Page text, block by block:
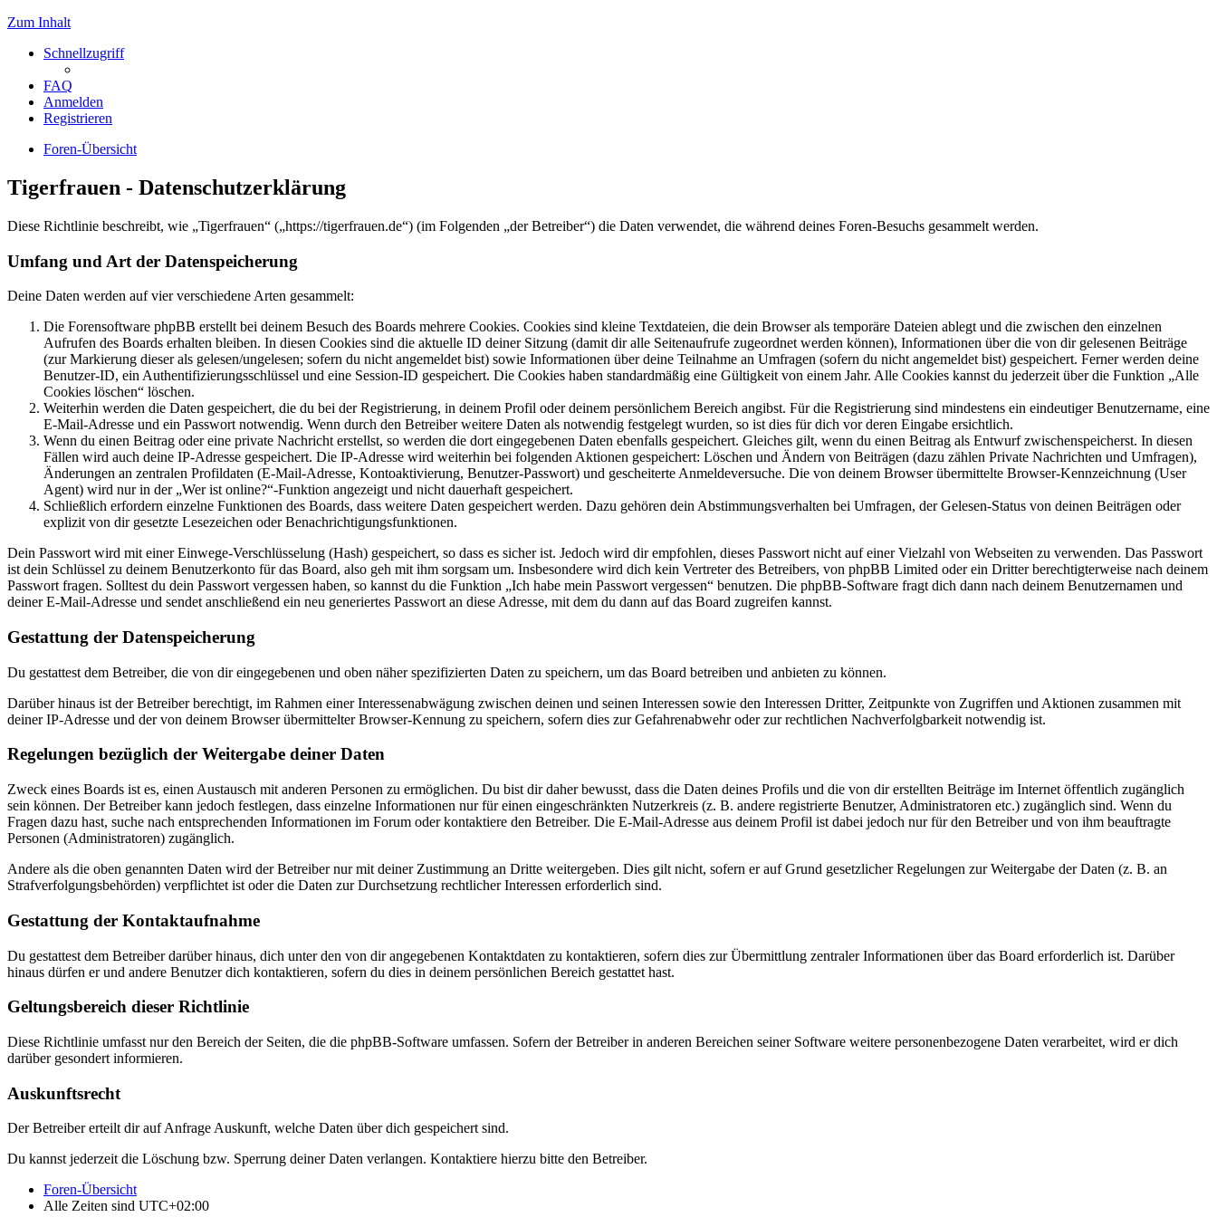
Zum Inhalt
Schnellzugriff
FAQ
Anmelden
Registrieren
Foren-Übersicht
Tigerfrauen - Datenschutzerklärung
Diese Richtlinie beschreibt, wie „Tigerfrauen“ („https://tigerfrauen.de“) (im Folgenden „der Betreiber“) die Daten verwendet, die während deines Foren-Besuchs gesammelt werden.
Umfang und Art der Datenspeicherung
Deine Daten werden auf vier verschiedene Arten gesammelt:
Die Forensoftware phpBB erstellt bei deinem Besuch des Boards mehrere Cookies. Cookies sind kleine Textdateien, die dein Browser als temporäre Dateien ablegt und die zwischen den einzelnen
Aufrufen des Boards erhalten bleiben. In diesen Cookies sind die aktuelle ID deiner Sitzung (damit dir alle Seitenaufrufe zugeordnet werden können), Informationen über die von dir gelesenen Beiträge
(zur Markierung dieser als gelesen/ungelesen; sofern du nicht angemeldet bist) sowie Informationen über deine Teilnahme an Umfragen (sofern du nicht angemeldet bist) gespeichert. Ferner werden deine
Benutzer-ID, ein Authentifizierungsschlüssel und eine Session-ID gespeichert. Die Cookies haben standardmäßig eine Gültigkeit von einem Jahr. Alle Cookies kannst du jederzeit über die Funktion „Alle
Cookies löschen“ löschen.
Weiterhin werden die Daten gespeichert, die du bei der Registrierung, in deinem Profil oder deinem persönlichem Bereich angibst. Für die Registrierung sind mindestens ein eindeutiger Benutzername, eine
E-Mail-Adresse und ein Passwort notwendig. Wenn durch den Betreiber weitere Daten als notwendig festgelegt wurden, so ist dies für dich vor deren Eingabe ersichtlich.
Wenn du einen Beitrag oder eine private Nachricht erstellst, so werden die dort eingegebenen Daten ebenfalls gespeichert. Gleiches gilt, wenn du einen Beitrag als Entwurf zwischenspeicherst. In diesen
Fällen wird auch deine IP-Adresse gespeichert. Die IP-Adresse wird weiterhin bei folgenden Aktionen gespeichert: Löschen und Ändern von Beiträgen (dazu zählen Private Nachrichten und Umfragen),
Änderungen an zentralen Profildaten (E-Mail-Adresse, Kontoaktivierung, Benutzer-Passwort) und gescheiterte Anmeldeversuche. Die von deinem Browser übermittelte Browser-Kennzeichnung (User
Agent) wird nur in der „Wer ist online?“-Funktion angezeigt und nicht dauerhaft gespeichert.
Schließlich erfordern einzelne Funktionen des Boards, dass weitere Daten gespeichert werden. Dazu gehören dein Abstimmungsverhalten bei Umfragen, der Gelesen-Status von deinen Beiträgen oder
explizit von dir gesetzte Lesezeichen oder Benachrichtigungsfunktionen.
Dein Passwort wird mit einer Einwege-Verschlüsselung (Hash) gespeichert, so dass es sicher ist. Jedoch wird dir empfohlen, dieses Passwort nicht auf einer Vielzahl von Webseiten zu verwenden. Das Passwort
ist dein Schlüssel zu deinem Benutzerkonto für das Board, also geh mit ihm sorgsam um. Insbesondere wird dich kein Vertreter des Betreibers, von phpBB Limited oder ein Dritter berechtigterweise nach deinem
Passwort fragen. Solltest du dein Passwort vergessen haben, so kannst du die Funktion „Ich habe mein Passwort vergessen“ benutzen. Die phpBB-Software fragt dich dann nach deinem Benutzernamen und
deiner E-Mail-Adresse und sendet anschließend ein neu generiertes Passwort an diese Adresse, mit dem du dann auf das Board zugreifen kannst.
Gestattung der Datenspeicherung
Du gestattest dem Betreiber, die von dir eingegebenen und oben näher spezifizierten Daten zu speichern, um das Board betreiben und anbieten zu können.
Darüber hinaus ist der Betreiber berechtigt, im Rahmen einer Interessenabwägung zwischen deinen und seinen Interessen sowie den Interessen Dritter, Zeitpunkte von Zugriffen und Aktionen zusammen mit
deiner IP-Adresse und der von deinem Browser übermittelter Browser-Kennung zu speichern, sofern dies zur Gefahrenabwehr oder zur rechtlichen Nachverfolgbarkeit notwendig ist.
Regelungen bezüglich der Weitergabe deiner Daten
Zweck eines Boards ist es, einen Austausch mit anderen Personen zu ermöglichen. Du bist dir daher bewusst, dass die Daten deines Profils und die von dir erstellten Beiträge im Internet öffentlich zugänglich
sein können. Der Betreiber kann jedoch festlegen, dass einzelne Informationen nur für einen eingeschränkten Nutzerkreis (z. B. andere registrierte Benutzer, Administratoren etc.) zugänglich sind. Wenn du
Fragen dazu hast, suche nach entsprechenden Informationen im Forum oder kontaktiere den Betreiber. Die E-Mail-Adresse aus deinem Profil ist dabei jedoch nur für den Betreiber und von ihm beauftragte
Personen (Administratoren) zugänglich.
Andere als die oben genannten Daten wird der Betreiber nur mit deiner Zustimmung an Dritte weitergeben. Dies gilt nicht, sofern er auf Grund gesetzlicher Regelungen zur Weitergabe der Daten (z. B. an
Strafverfolgungsbehörden) verpflichtet ist oder die Daten zur Durchsetzung rechtlicher Interessen erforderlich sind.
Gestattung der Kontaktaufnahme
Du gestattest dem Betreiber darüber hinaus, dich unter den von dir angegebenen Kontaktdaten zu kontaktieren, sofern dies zur Übermittlung zentraler Informationen über das Board erforderlich ist. Darüber
hinaus dürfen er und andere Benutzer dich kontaktieren, sofern du dies in deinem persönlichen Bereich gestattet hast.
Geltungsbereich dieser Richtlinie
Diese Richtlinie umfasst nur den Bereich der Seiten, die die phpBB-Software umfassen. Sofern der Betreiber in anderen Bereichen seiner Software weitere personenbezogene Daten verarbeitet, wird er dich
darüber gesondert informieren.
Auskunftsrecht
Der Betreiber erteilt dir auf Anfrage Auskunft, welche Daten über dich gespeichert sind.
Du kannst jederzeit die Löschung bzw. Sperrung deiner Daten verlangen. Kontaktiere hierzu bitte den Betreiber.
Foren-Übersicht
Alle Zeiten sind UTC+02:00